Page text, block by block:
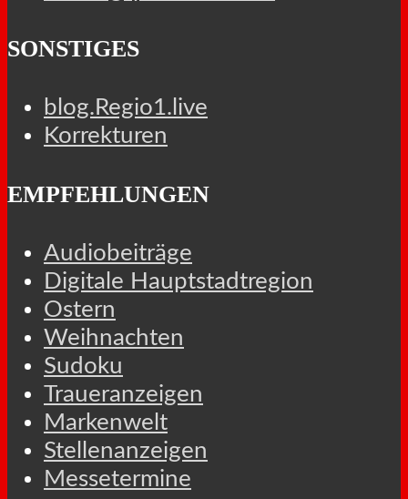
SONSTIGES
blog.Regio1.live
Korrekturen
EMPFEHLUNGEN
Audiobeiträge
Digitale Hauptstadtregion
Ostern
Weihnachten
Sudoku
Traueranzeigen
Markenwelt
Stellenanzeigen
Messetermine